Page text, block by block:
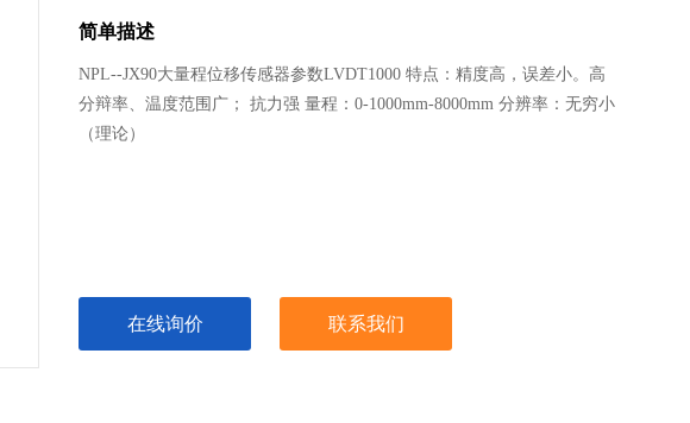
简单描述
NPL--JX90大量程位移传感器参数LVDT1000 特点：精度高，误差小。高
分辩率、温度范围广； 抗力强 量程：0-1000mm-8000mm 分辨率：无穷小
（理论）
在线询价 联系我们